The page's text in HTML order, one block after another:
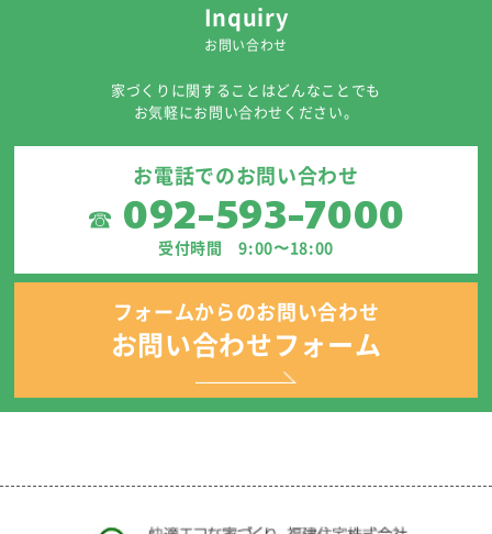
Inquiry
お問い合わせ
家づくりに関することはどんなことでも
お気軽にお問い合わせください。
お電話でのお問い合わせ
☎ 092-593-7000
受付時間 9:00〜18:00
フォームからのお問い合わせ
お問い合わせフォーム